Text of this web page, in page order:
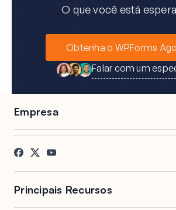
O que você está
Obtenha o WPForms
Falar com um
Empresa
Carreiras
Depoimentos
Afiliados
Principais Recursos